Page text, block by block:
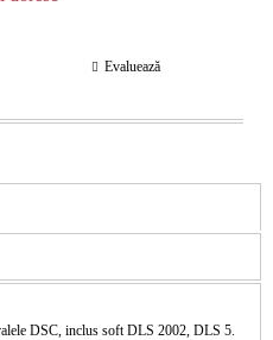
Evaluează
DSC, inclus soft DLS 2002, DLS 5.